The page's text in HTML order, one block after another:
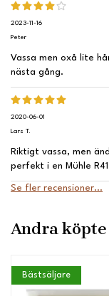
2023-11-16
Peter
Vassa men oxå lite
nästa gång.
2020-06-01
Lars T.
Riktigt vassa, men
perfekt i en Mühle
Se fler recensioner...
Andra köpte
Bästsäljare